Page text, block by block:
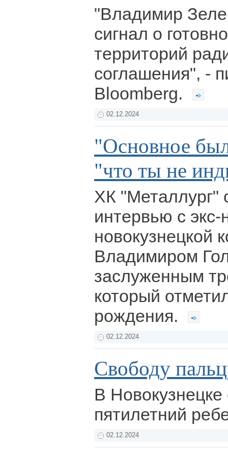
"Владимир
сигнал о
территорий
соглашения", -
Bloomberg.
02.12.2024
"Основное
"что ты не
ХК "Металлург"
интервью с экс-
новокузнецкой
Владимиром
заслуженным
который
рождения.
02.12.2024
Свободу
В Новокузнецке
пятилетний
02.12.2024